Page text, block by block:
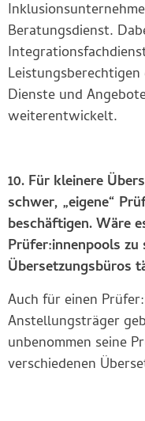
Beratungsdienst.
Dienste und
weiterentwickelt.
10. Für kleinere
schwer, „eigene“
beschäftigen. Wäre
Prüfer:innenpools
Übersetzungsbüros
Auch für einen
Anstellungsträger
unbenommen seine
verschiedenen